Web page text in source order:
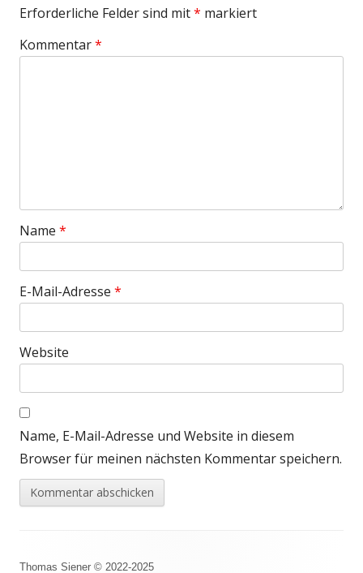
Erforderliche Felder sind mit* markiert
Kommentar*
Name *
E-Mail-Adresse *
Website
Name, E-Mail-Adresse und Website in diesem
Browser für meinen nächsten Kommentar speichern.
Thomas Siener © 2022-2025